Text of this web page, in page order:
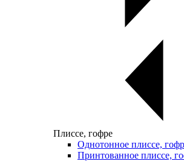
Плиссе, гофре
Однотонное плиссе,
Принтованное плиссе,